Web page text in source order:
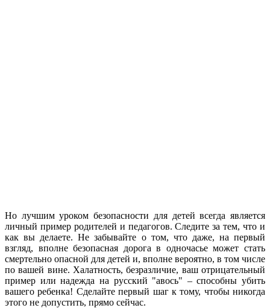
Но лучшим уроком безопасности для детей всегда является
личный пример родителей и педагогов. Следите за тем, что и
как вы делаете. Не забывайте о том, что даже, на первый
взгляд, вполне безопасная дорога в одночасье может стать
смертельно опасной для детей и, вполне вероятно, в том числе
по вашей вине. Халатность, безразличие, ваш отрицательный
пример или надежда на русский "авось" – способны убить
вашего ребенка! Сделайте первый шаг к тому, чтобы никогда
этого не допустить, прямо сейчас.